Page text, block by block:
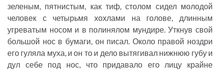
зеленым, пятнистым, как тиф, столом сидел молодой
человек с четырьмя хохлами на голове, длинным
угреватым носом и в полинялом мундире. Уткнув свой
большой нос в бумаги, он писал. Около правой ноздри
его гуляла муха, и он то и дело вытягивал нижнюю губу и
дул себе под нос, что придавало его лицу крайне